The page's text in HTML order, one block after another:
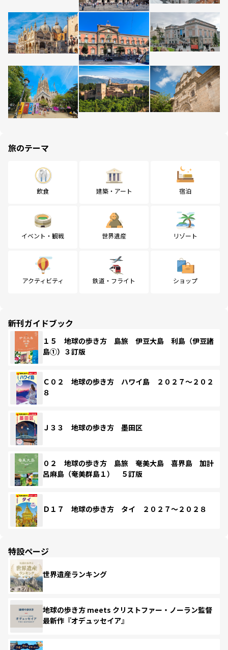
旅のテーマ
飲食 建築・アート 宿泊
イベント・観戦 世界遺産 リゾート
アクティビティ 鉄道・フライト ショップ
新刊ガイドブック
１５ 地球の歩き方 島旅 伊豆大島 利島（伊豆諸
島①）３訂版
Ｃ０２ 地球の歩き方 ハワイ島 ２０２７～２０２
８
Ｊ３３ 地球の歩き方 墨田区
０２ 地球の歩き方 島旅 奄美大島 喜界島 加計
呂麻島（奄美群島１） ５訂版
Ｄ１７ 地球の歩き方 タイ ２０２７～２０２８
特設ページ
世界遺産ランキング
地球の歩き方 meets クリストファー・ノーラン監督
最新作『オデュッセイア』